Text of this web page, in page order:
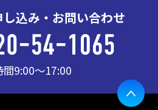
込み・お問い合わせ
間9:00〜17:00